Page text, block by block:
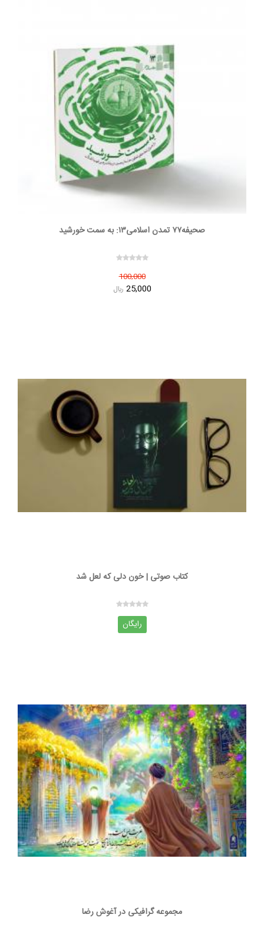
صحیفه۷۷ تمدن اسلامی۱۳: به سمت خورشید
100,000
25,000 ريال
کتاب صوتی | خون دلی که لعل شد
رایگان
مجموعه گرافیکی در آغوش رضا